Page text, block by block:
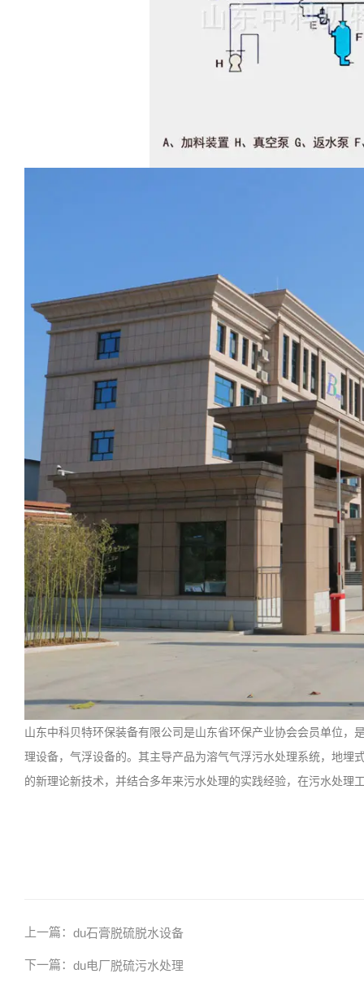
山东中科贝特环保装备有限公司是山东省环保产业协会会员单位
理设备，气浮设备的。其主导产品为溶气气浮污水处理系统，地埋
的新理论新技术，并结合多年来污水处理的实践经验，在污水处理
上一篇： du石膏脱硫脱水设备
下一篇： du电厂脱硫污水处理